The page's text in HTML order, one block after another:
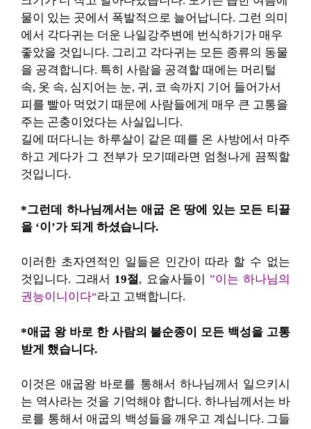
물이 있는 곳에서 폭발적으로 늘어납니다. 그런 의미
에서 각다귀는 더운 나일강주변에 번식하기가 매우
좋았을 것입니다. 그리고 각다귀는 모든 종류의 동물
을 공격합니다. 특히 사람을 공격할 때에는 머리털
속, 옷 속, 심지어는 눈, 귀, 코 속까지 기어 들어가서
피를 빨아 먹었기 때문에 사람들에게 매우 큰 고통을
주는 곤충이었다는 사실입니다.
길에 떠다니는 하루살이 같은 떼를 온 사방에서 마주
하고 게다가 그 전부가 모기떼라면 엄청나게 끔찍할
것입니다.
*그런데 하나님께서는 애굽 온 땅에 있는 모든 티끌
을 ‘이’가 되게 하셨습니다.
이러한 초자연적인 일들은 인간이 따라 할 수 없는
것입니다. 그래서 19절, 요술사들이 ”이는 하나님의
권능이니이다“라고 고백합니다.
*애굽 왕 바로 한 사람의 불순종이 모든 백성을 고통
받게 했습니다.
이것은 애굽왕 바로를 통해서 하나님께서 일으키시
는 역사라는 것을 기억해야 합니다. 하나님께서는 바
로를 통해서 애굽의 백성들을 깨우고 계십니다. 그들